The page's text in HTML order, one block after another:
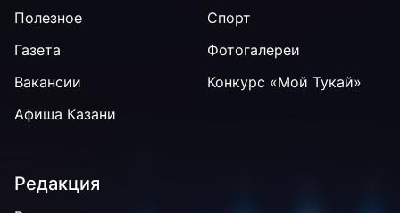
Полезное
Спорт
Газета
Фотогалереи
Вакансии
Конкурс «Мой Тукай»
Афиша Казани
Редакция